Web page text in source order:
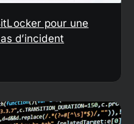
pour une
d’incident